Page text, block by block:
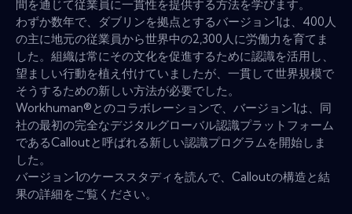
間を通じて従業員に一貫性を提供する方法を学びます。
わずか数年で、ダブリンを拠点とするバージョン1は、400人
の主に地元の従業員から世界中の2,300人に労働力を育てま
した。組織は常にその文化を促進するために認識を活用し、
望ましい行動を植え付けていましたが、一貫して世界規模で
そうするための新しい方法が必要でした。
Workhuman®とのコラボレーションで、バージョン1は、同
社の最初の完全なデジタルグローバル認識プラットフォーム
であるCalloutと呼ばれる新しい認識プログラムを開始しま
した。
バージョン1のケーススタディを読んで、Calloutの構造と結
果の詳細をご覧ください。